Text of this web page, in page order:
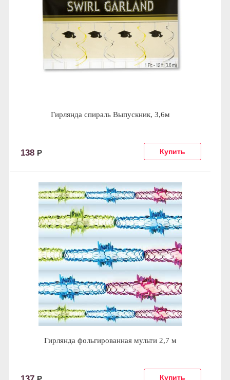
Гирлянда спираль Выпускник, 3,6м
138 Р
Гирлянда фольгированная мульти 2,7 м